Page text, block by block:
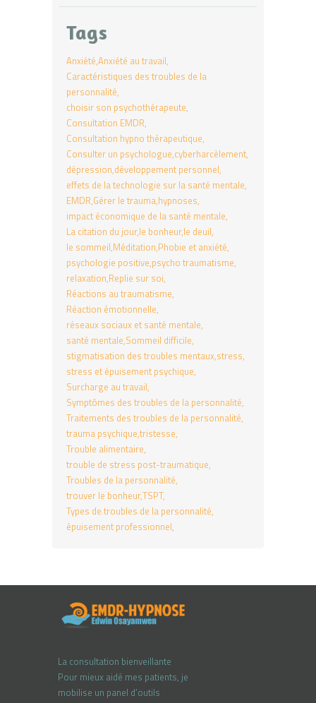
Tags
Anxiété Anxiété au travail
Caractéristiques des troubles de la
personnalité
choisir son psychothérapeute
Consultation EMDR
Consultation hypno thérapeutique
Consulter un psychologue cyberharcèlement
dépression développement personnel
effets de la technologie sur la santé mentale
EMDR Gérer le trauma hypnoses
impact économique de la santé mentale
La citation du jour le bonheur le deuil
le sommeil Méditation Phobie et anxiété
psychologie positive psycho traumatisme
relaxation Replie sur soi
Réactions au traumatisme
Réaction émotionnelle
réseaux sociaux et santé mentale
santé mentale Sommeil difficile
stigmatisation des troubles mentaux stress
stress et épuisement psychique
Surcharge au travail
Symptômes des troubles de la personnalité
Traitements des troubles de la personnalité
trauma psychique tristesse
Trouble alimentaire
trouble de stress post-traumatique
Troubles de la personnalité
trouver le bonheurTSPT
Types de troubles de la personnalité
épuisement professionnel
La consultation bienveillante
Pour mieux aidé mes patients, je
mobilise un panel d’outils